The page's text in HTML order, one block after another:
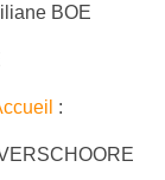
BOE
: